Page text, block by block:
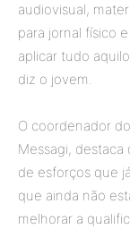
audiovisual,
para jornal físico
aplicar tudo
diz o jovem.
O coordenador
Messagi,
de esforços que
que ainda não
melhorar a